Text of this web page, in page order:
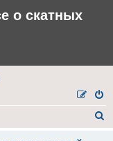
о скатных